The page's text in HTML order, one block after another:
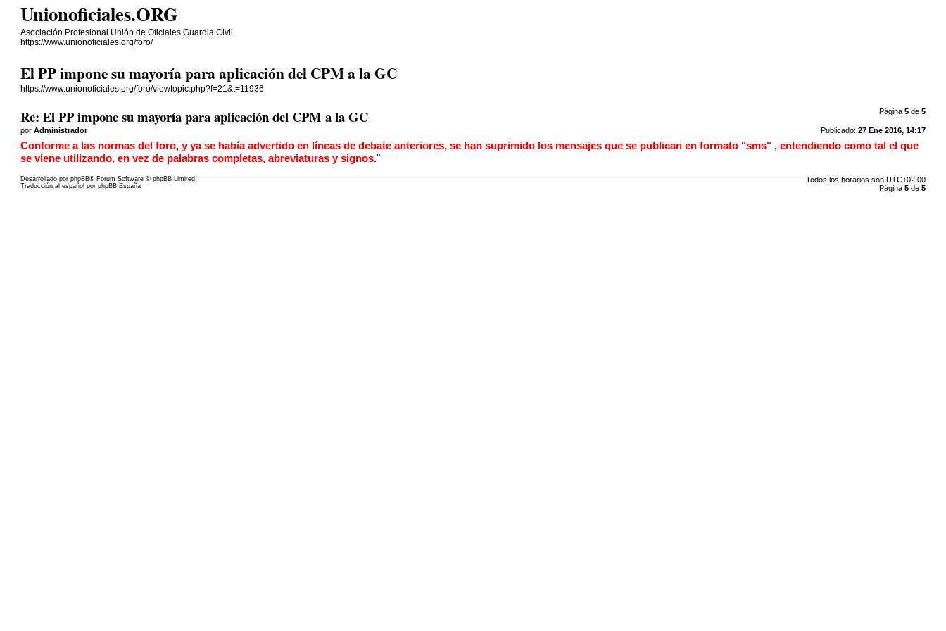
Unionoficiales.ORG
Asociación Profesional Unión de Oficiales Guardia Civil
https://www.unionoficiales.org/foro/
El PP impone su mayoría para aplicación del CPM a la GC
https://www.unionoficiales.org/foro/viewtopic.php?f=21&t=11936
Página 5de 5
Re: El PP impone su mayoría para aplicación del CPM a la GC
Publicado: 27 Ene 2016, 14:17
porAdministrador
Conforme a las normas del foro, y ya se había advertido en líneas de debate anteriores, se han suprimido los mensajes que se publican en formato "sms" , entendiendo como tal el que
se viene utilizando, en vez de palabras completas, abreviaturas y signos."
Todos los horarios son UTC+02:00
Página 5de 5
Desarrollado porphpBB® Forum Software © phpBB Limited
Traducción al español porphpBB España